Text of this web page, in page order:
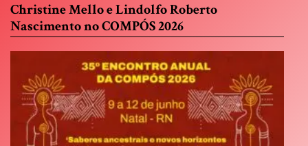
Christine Mello e Lindolfo Roberto
Nascimento no COMPÓS 2026